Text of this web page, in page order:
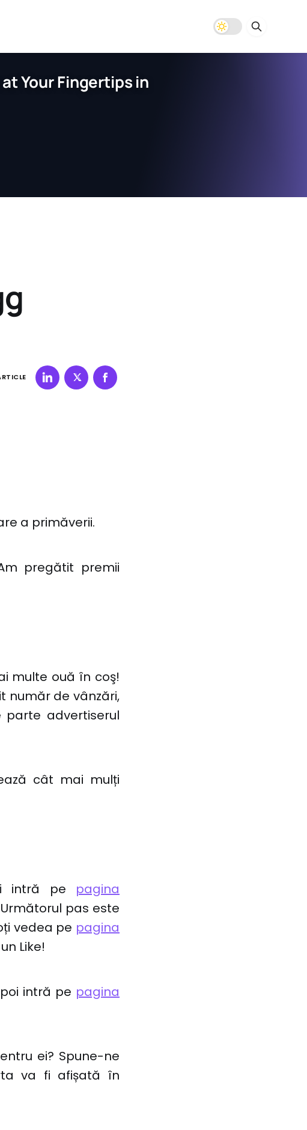
Your Fingertips in
a primăverii.
pregătit premii
multe ouă în coş!
număr de vânzări,
advertiserul
cât mai mulți
intră pe pagina
pas este
vedea pe pagina
Like!
intră pe pagina
ei? Spune-ne
va fi afișată în